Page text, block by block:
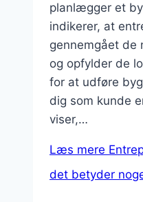
planlægger et
indikerer, at
gennemgået de
og opfylder de
for at udføre
dig som kunde
viser,…
Læs mere
det betyder